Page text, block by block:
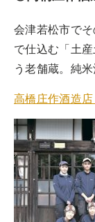
会津若松市で
で仕込む「土
う老舗蔵。純
高橋庄作酒造店